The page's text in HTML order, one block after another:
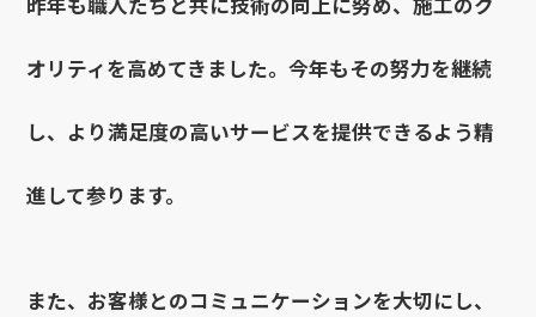
オリティを高めてきました。今年もその努力を継続
し、より満足度の高いサービスを提供できるよう精
進して参ります。
また、お客様とのコミュニケーションを大切にし、